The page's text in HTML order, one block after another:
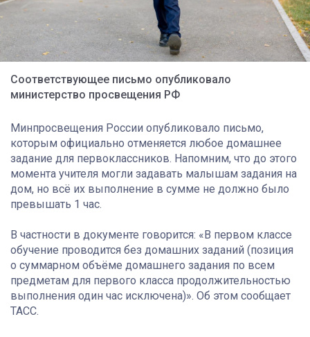
Соответствующее письмо опубликовало
министерство просвещения РФ
Минпросвещения России опубликовало письмо,
которым официально отменяется любое домашнее
задание для первоклассников. Напомним, что до этого
момента учителя могли задавать малышам задания на
дом, но всё их выполнение в сумме не должно было
превышать 1 час.
В частности в документе говорится: «В первом классе
обучение проводится без домашних заданий (позиция
о суммарном объёме домашнего задания по всем
предметам для первого класса продолжительностью
выполнения один час исключена)». Об этом сообщает
ТАСС.